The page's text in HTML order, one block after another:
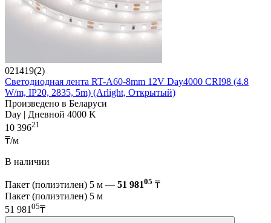
021419(2)
Светодиодная лента RT-A60-8mm 12V Day4000 CRI98 (4.8
W/m, IP20, 2835, 5m) (Arlight, Открытый)
Произведено в Беларуси
Day | Дневной 4000 K
10 39621
₸/м
В наличии
Пакет (полиэтилен) 5 м — 51 98105 ₸
Пакет (полиэтилен) 5 м
51 98105₸